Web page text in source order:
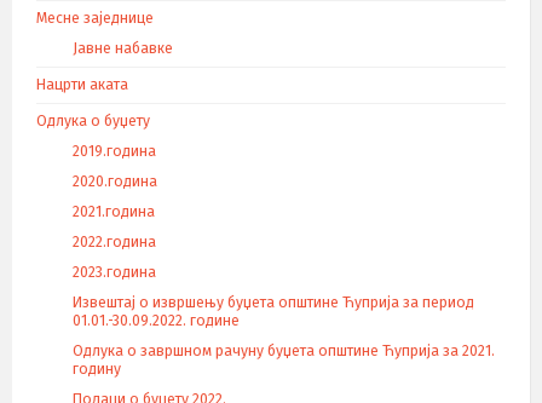
Месне заједнице
Јавне набавке
Нацрти аката
Одлука о буџету
2019.година
2020.година
2021.година
2022.година
2023.година
Извештај о извршењу буџета општине Ћуприја за период
01.01.-30.09.2022. године
Одлука о завршном рачуну буџета општине Ћуприја за 2021.
годину
Подаци о буџету 2022.